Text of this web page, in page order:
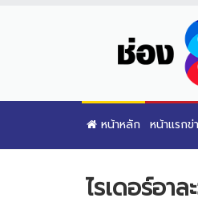
หน้าหลัก หน้าแรกข่
ไรเดอร์อา